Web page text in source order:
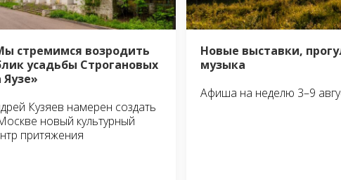
стремимся возродить
усадьбы Строгановых
Яузе»
Кузяев намерен создать
новый культурный
притяжения
Новые выставки,
музыка
Афиша на неделю 3–9